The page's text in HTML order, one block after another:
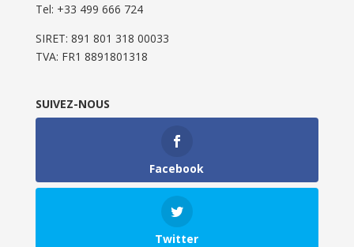
Tel: ‭+33 499 666 724‬
SIRET: 891 801 318 00033
TVA: FR1 8891801318
SUIVEZ-NOUS
Facebook
Twitter